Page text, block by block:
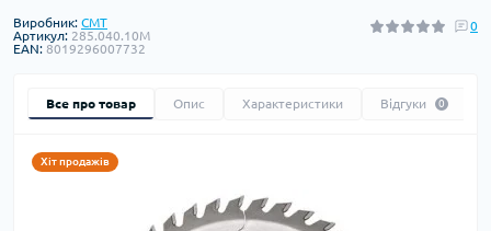
Виробник: CMT
Артикул: 285.040.10M
EAN: 8019296007732
0
Все про товар Опис Характеристики Відгуки 0
Хіт продажів